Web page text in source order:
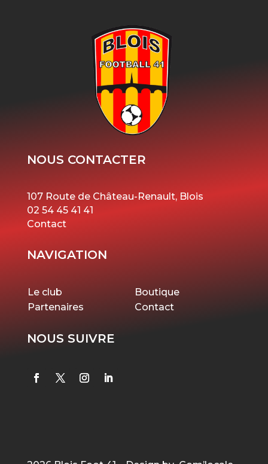
NOUS CONTACTER
107 Route de Château-Renault, Blois
02 54 45 41 41
Contact
NAVIGATION
Le club
Boutique
Partenaires
Contact
NOUS SUIVRE